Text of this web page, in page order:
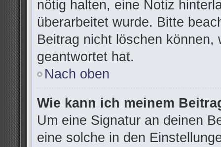
nötig halten, eine Notiz
überarbeitet wurde. Bitte
Beitrag nicht löschen können,
geantwortet hat.
Nach oben
Wie kann ich meinem
Um eine Signatur an deinen
eine solche in den